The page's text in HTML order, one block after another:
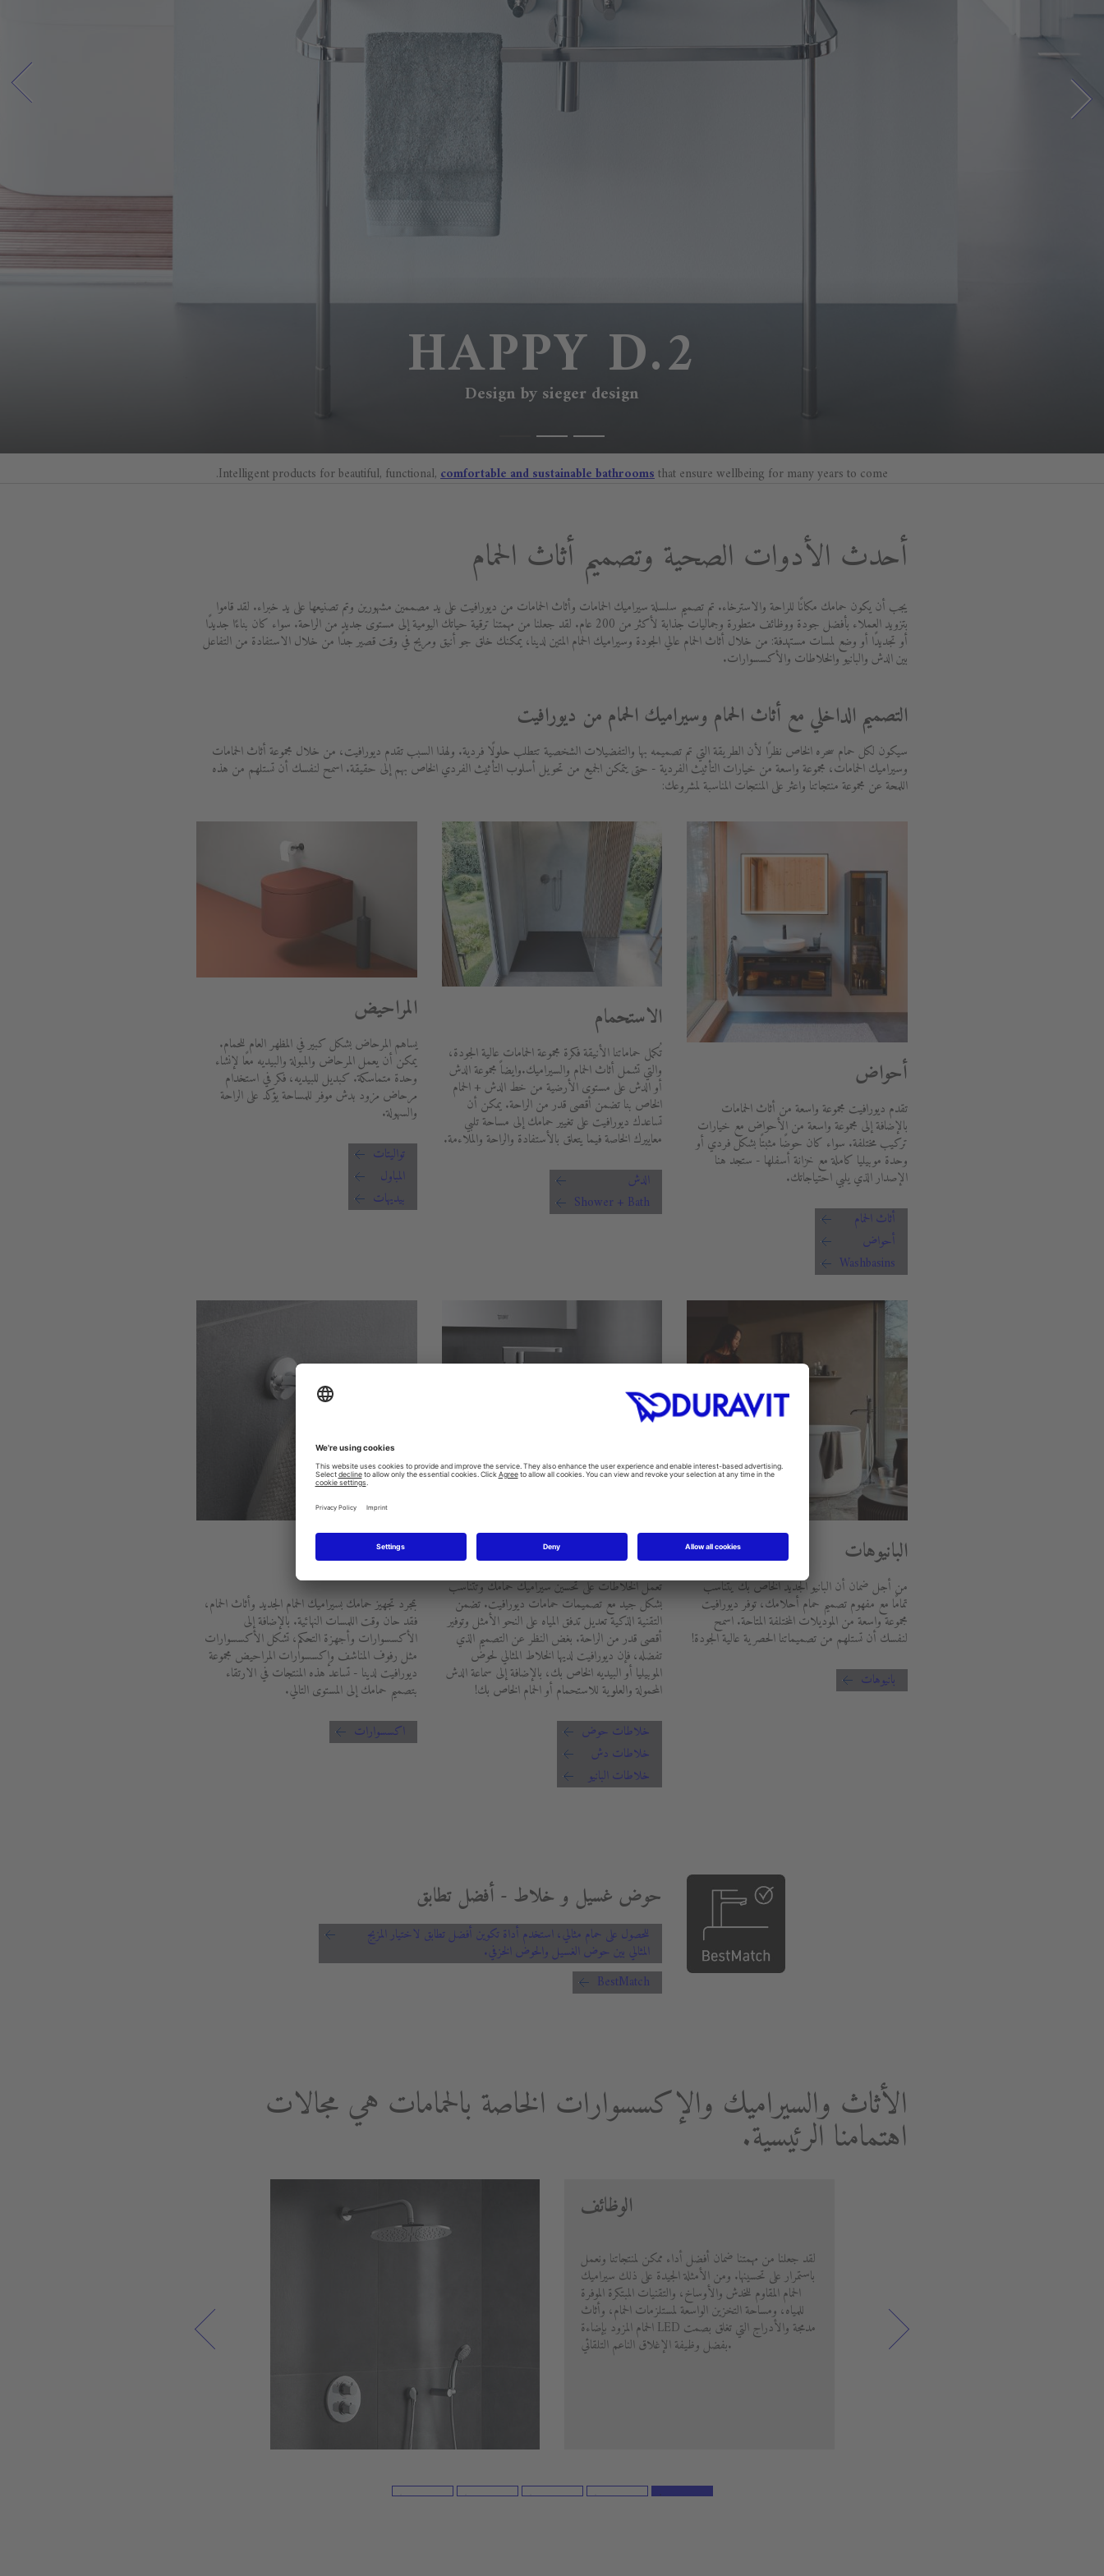
HAPPY D.2
Design by sieger design
Intelligent products for beautiful, functional,comfortable and sustainable bathroomsthat ensure wellbeing for many years to come.
أحدث الأدوات الصحية وتصميم أثاث الحمام
يجب أن يكون حمامك مكانًا للراحة والاسترخاء. تم تصميم سلسلة سيراميك الحمامات وأثاث الحمامات من ديورافيت على يد مصممين مشهورين وتم تصنيعها على يد خبراء. لقد قاموا
بتزويد العملاء بأفضل جودة ووظائف متطورة وجماليات جذابة لأكثر من 200 عام. لقد جعلنا من مهمتنا ترقية حياتك اليومية إلى مستوى جديد من الراحة. سواء كان بناءًا جديدًا
أو تجديدًا أو وضع لمسات مستهدفة: من خلال أثاث الحمام عالي الجودة وسيراميك الحمام المتين لدينا، يمكنك خلق جو أنيق ومريح في وقت قصير جدًا من خلال الاستفادة من التفاعل
بين الدش والبانيو والخلاطات والأكسسوارات.
التصميم الداخلي مع أثاث الحمام وسيراميك الحمام من ديورافيت
سيكون لكل حمام سحره الخاص نظرًا لأن الطريقة التي تم تصميمه بها والتفضيلات الشخصية تتطلب حلولًا فردية. ولهذا السبب تقدم ديورافيت، من خلال مجموعة أثاث الحمامات
وسيراميك الحمامات، مجموعة واسعة من خيارات التأثيث الفردية - حتى يتمكن الجميع من تحويل أسلوب التأثيث الفردي الخاص بهم إلى حقيقة. اسمح لنفسك أن تستلهم من هذه
اللمحة عن مجموعة منتجاتنا واعثر على المنتجات المناسبة لمشروعك:
أحواض
تقدم ديورافيت مجموعة واسعة من أثاث الحمامات
بالإضافة إلى مجموعة واسعة من الأحواض مع خيارات
تركيب مختلفة. سواء كان حوضًا مثبتًا بشكل فردي أو
وحدة موبيليا كاملة مع خزانة أسفلها - ستجد هنا
الإصدار الذي يلبي احتياجاتك.
أثاث الحمام
أحواض
Washbasins
الاستحمام
تُكمل حماماتنا الأنيقة فكرة مجموعة الحمامات عالية الجودة،
والتي تشمل أثاث الحمام والسيراميك.وايضاً مجموعة الدش
أو الدش على مستوى الأرضية من خط الدش + الحمام
الخاص بنا تضمن أقصى قدر من الراحة. يمكن أن
تساعدك ديورافيت على تغيير حمامك إلى مساحة تلبي
معاييرك الخاصة فيما يتعلق بالأستفادة والراحة والملاءمة.
الدش
Shower + Bath
المراحيض
يساهم المرحاض بشكل كبير في المظهر العام للحمام.
يمكن أن يعمل المرحاض والمبولة والبيديه معًا لإنشاء
وحدة متماسكة. كبديل للبيديه، فكر في استخدام
مرحاض مزود بدش موفر للمساحة يؤكد على الراحة
والسهولة.
تواليتات
المباول
بيديهات
البانيوهات
من أجل ضمان أن البانيو الجديد الخاص بك يتناسب
تمامًا مع مفهوم تصميم حمام أحلامك، توفر ديورافيت
مجموعة واسعة من الموديلات المختلفة المتاحة. اسمح
لنفسك أن تستلهم من تصميماتنا الحصرية عالية الجودة!
بانيوهات
الخلاطات
تعمل الخلاطات على تحسين سيراميك حمامك وتتناسب
بشكل جيد مع تصميمات حمامات ديورافيت. تضمن
التقنية الذكية تعديل تدفق المياه على النحو الأمثل وتوفير
أقصى قدر من الراحة. بغض النظر عن التصميم الذي
تفضله، فإن ديورافيت لديها الخلاط المثالي لحوض
الموبيليا أو البيديه الخاص بك، بالإضافة إلى سماعة الدش
المحمولة والعلوية للاستحمام أو الحمام الخاص بك!
خلاطات حوض
خلاطات دش
خلاطات البانيو
الأكسسوارات
بمجرد تجهيز حمامك بسيراميك الحمام الجديد وأثاث الحمام،
فقد حان وقت اللمسات النهائية. بالإضافة إلى
الأكسسوارات وأجهزة التحكم، تشكل الأكسسوارات
مثل رفوف المناشف وإكسسوارات المراحيض مجموعة
ديورافيت لدينا - تساعد هذه المنتجات في الارتقاء
بتصميم حمامك إلى المستوى التالي.
اكسسوارات
حوض غسيل و خلاط - أفضل تطابق
للحصول على حمام مثالي، استخدم أداة تكوين أفضل تطابق لاختيار المزيج
المثالي بين حوض الغسيل والحوض الخزفي.
BestMatch
الأثاث والسيراميك والإكسسوارات الخاصة بالحمامات هي مجالات
اهتمامنا الرئيسية.
الوظائف
لقد جعلنا من مهمتنا ضمان أفضل أداء ممكن لمنتجاتنا ونعمل
باستمرار على تحسينها. ومن الأمثلة الجيدة على ذلك سيراميك
الحمام المقاوم للخدش والأوساخ، والتقنيات المبتكرة الموفرة
للمياه، ومساحة التخزين الواسعة لمستلزمات الحمام، وأثاث
الحمام المزود بإضاءة LED مدمجة والأدراج التي تغلق بصمت
بفضل وظيفة الإغلاق الناعم التلقائي.
الأكريليكية أقصى قدر من الرفاهية وجودة الحياة.
السبب نسعى دائمًا إلى دمج أحدث التقنيات في
الحمام وأثاث الحمام من ديورافيت وخلق مكان مريح